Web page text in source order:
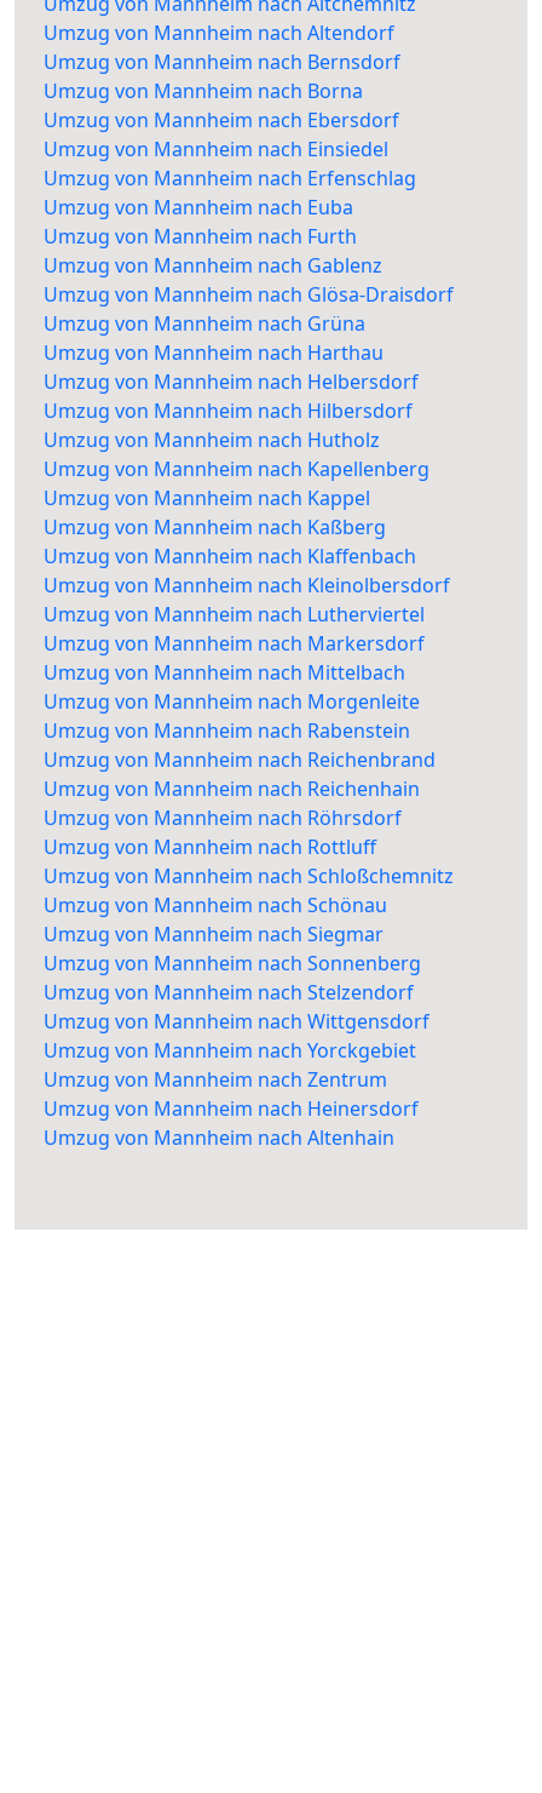
Umzug von Mannheim nach Altendorf
Umzug von Mannheim nach Bernsdorf
Umzug von Mannheim nach Borna
Umzug von Mannheim nach Ebersdorf
Umzug von Mannheim nach Einsiedel
Umzug von Mannheim nach Erfenschlag
Umzug von Mannheim nach Euba
Umzug von Mannheim nach Furth
Umzug von Mannheim nach Gablenz
Umzug von Mannheim nach Glösa-Draisdorf
Umzug von Mannheim nach Grüna
Umzug von Mannheim nach Harthau
Umzug von Mannheim nach Helbersdorf
Umzug von Mannheim nach Hilbersdorf
Umzug von Mannheim nach Hutholz
Umzug von Mannheim nach Kapellenberg
Umzug von Mannheim nach Kappel
Umzug von Mannheim nach Kaßberg
Umzug von Mannheim nach Klaffenbach
Umzug von Mannheim nach Kleinolbersdorf
Umzug von Mannheim nach Lutherviertel
Umzug von Mannheim nach Markersdorf
Umzug von Mannheim nach Mittelbach
Umzug von Mannheim nach Morgenleite
Umzug von Mannheim nach Rabenstein
Umzug von Mannheim nach Reichenbrand
Umzug von Mannheim nach Reichenhain
Umzug von Mannheim nach Röhrsdorf
Umzug von Mannheim nach Rottluff
Umzug von Mannheim nach Schloßchemnitz
Umzug von Mannheim nach Schönau
Umzug von Mannheim nach Siegmar
Umzug von Mannheim nach Sonnenberg
Umzug von Mannheim nach Stelzendorf
Umzug von Mannheim nach Wittgensdorf
Umzug von Mannheim nach Yorckgebiet
Umzug von Mannheim nach Zentrum
Umzug von Mannheim nach Heinersdorf
Umzug von Mannheim nach Altenhain